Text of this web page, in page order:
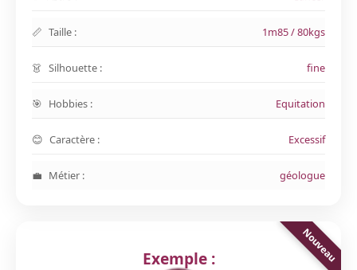
Taille : 1m85 / 80kgs
Silhouette : fine
Hobbies : Equitation
Caractère : Excessif
Métier : géologue
Exemple :